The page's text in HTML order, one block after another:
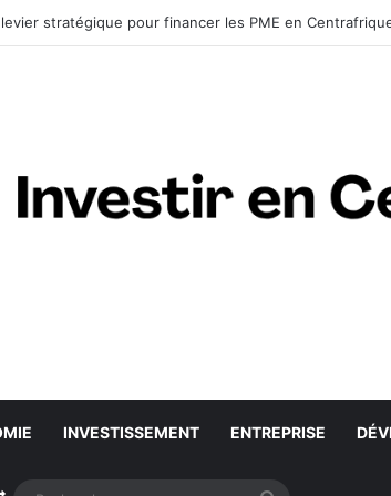
stratégique pour financer les PME en
INVESTISSEMENT ENTREPRISE